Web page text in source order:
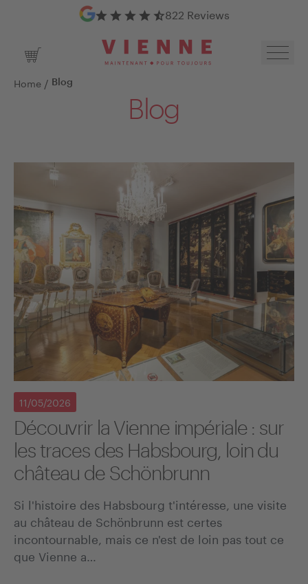
Google Reviews
822 Reviews
Shopping Cart
Home / Blog
Blog
Découvrir la Vienne impériale : sur
les traces des Habsbourg, loin du
château de Schönbrunn
11/05/2026
Si l'histoire des Habsbourg t'intéresse, une visite
au château de Schönbrunn est certes
incontournable, mais ce n'est de loin pas tout ce
que Vienne a…